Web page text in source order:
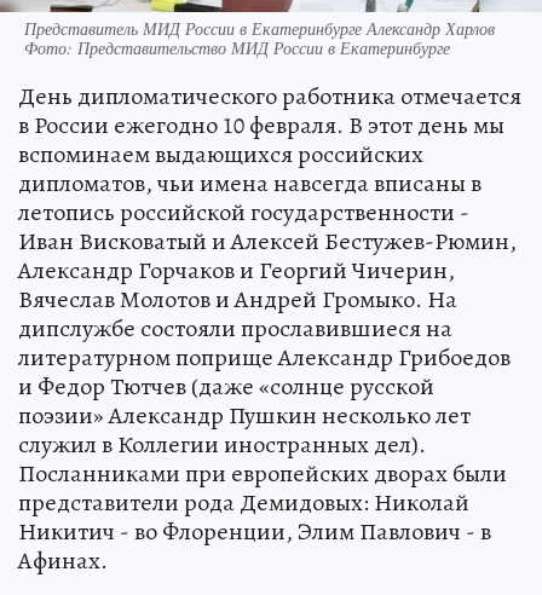
Представитель МИД России в Екатеринбурге Александр Харлов
Фото: Представительство МИД России в Екатеринбурге
День дипломатического работника отмечается
в России ежегодно 10 февраля. В этот день мы
вспоминаем выдающихся российских
дипломатов, чьи имена навсегда вписаны в
летопись российской государственности -
Иван Висковатый и Алексей Бестужев-Рюмин,
Александр Горчаков и Георгий Чичерин,
Вячеслав Молотов и Андрей Громыко. На
дипслужбе состояли прославившиеся на
литературном поприще Александр Грибоедов
и Федор Тютчев (даже «солнце русской
поэзии» Александр Пушкин несколько лет
служил в Коллегии иностранных дел).
Посланниками при европейских дворах были
представители рода Демидовых: Николай
Никитич - во Флоренции, Элим Павлович - в
Афинах.